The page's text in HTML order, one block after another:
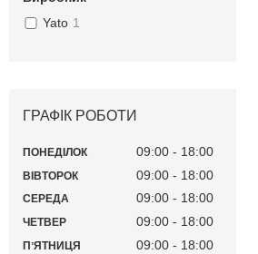
Yato 1
ГРАФІК РОБОТИ
ПОНЕДІЛОК 09:00 18:00
ВІВТОРОК 09:00 18:00
СЕРЕДА 09:00 18:00
ЧЕТВЕР 09:00 18:00
ПʼЯТНИЦЯ 09:00 18:00